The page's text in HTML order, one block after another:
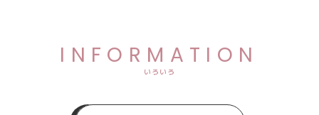
INFORMATION
いろいろ